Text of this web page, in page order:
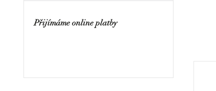
Přijímáme online platby